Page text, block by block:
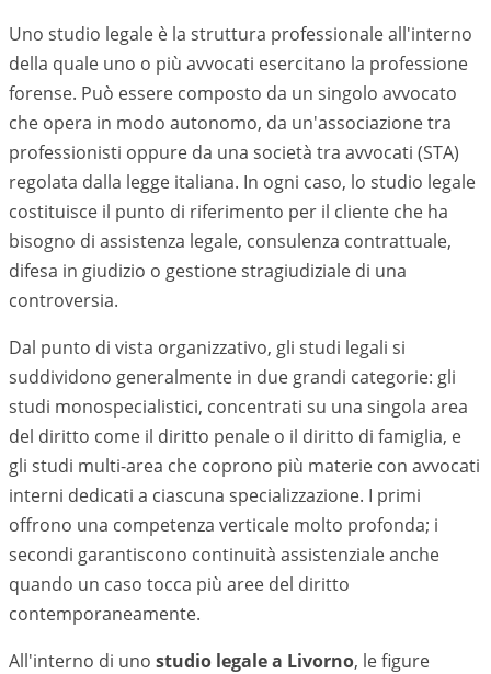
Uno studio legale è la struttura professionale all'interno
della quale uno o più avvocati esercitano la professione
forense. Può essere composto da un singolo avvocato
che opera in modo autonomo, da un'associazione tra
professionisti oppure da una società tra avvocati (STA)
regolata dalla legge italiana. In ogni caso, lo studio legale
costituisce il punto di riferimento per il cliente che ha
bisogno di assistenza legale, consulenza contrattuale,
difesa in giudizio o gestione stragiudiziale di una
controversia.
Dal punto di vista organizzativo, gli studi legali si
suddividono generalmente in due grandi categorie: gli
studi monospecialistici, concentrati su una singola area
del diritto come il diritto penale o il diritto di famiglia, e
gli studi multi-area che coprono più materie con avvocati
interni dedicati a ciascuna specializzazione. I primi
offrono una competenza verticale molto profonda; i
secondi garantiscono continuità assistenziale anche
quando un caso tocca più aree del diritto
contemporaneamente.
All'interno di uno studio legale a Livorno, le figure